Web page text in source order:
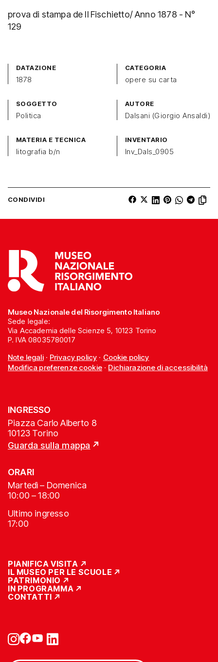
prova di stampa de Il Fischietto/ Anno 1878 - N°
129
DATAZIONE
1878
CATEGORIA
opere su carta
SOGGETTO
Politica
AUTORE
Dalsani (Giorgio Ansaldi)
MATERIA E TECNICA
litografia b/n
INVENTARIO
Inv_Dals_0905
CONDIVIDI
Museo Nazionale del Risorgimento Italiano
Sede legale:
Via Accademia delle Scienze 5, 10123 Torino
P. IVA 08035780017
Note legali· Privacy policy · Cookie policy
Modifica preferenze cookie· Dichiarazione di accessibilità
INGRESSO
Piazza Carlo Alberto 8
10123 Torino
Guarda sulla mappa
ORARI
Martedì – Domenica
10:00 – 18:00
Ultimo ingresso
17:00
PIANIFICA VISITA
IL MUSEO PER LE SCUOLE
PATRIMONIO
IN PROGRAMMA
CONTATTI